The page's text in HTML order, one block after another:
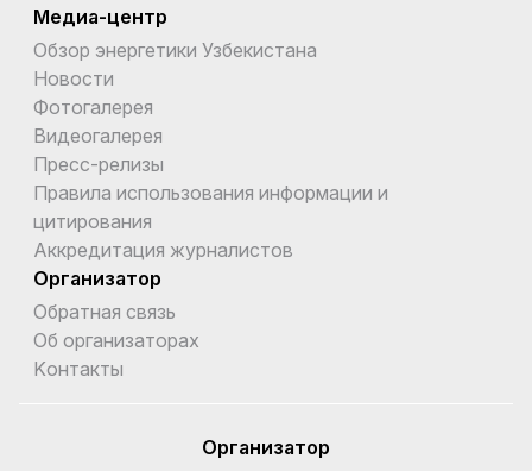
Медиа-центр
Обзор энергетики Узбекистана
Новости
Фотогалерея
Видеогалерея
Пресс-релизы
Правила использования информации и
цитирования
Аккредитация журналистов
Организатор
Обратная связь
Об организаторах
Kонтакты
Организатор